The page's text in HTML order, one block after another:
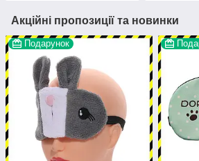
Акційні пропозиції та новинки
Подарунок